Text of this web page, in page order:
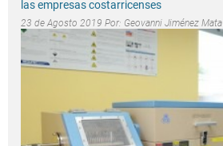
las empresas costarricenses
23 de Agosto 2019 Por: Geovanni Jiménez Mata